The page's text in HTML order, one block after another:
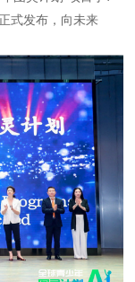
式发布，向未来